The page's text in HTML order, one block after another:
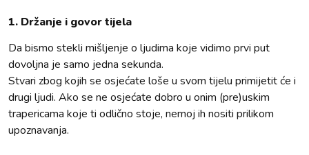
1. Držanje i govor tijela
Da bismo stekli mišljenje o ljudima koje vidimo prvi put
dovoljna je samo jedna sekunda.
Stvari zbog kojih se osjećate loše u svom tijelu primijetit će i
drugi ljudi. Ako se ne osjećate dobro u onim (pre)uskim
trapericama koje ti odlično stoje, nemoj ih nositi prilikom
upoznavanja.